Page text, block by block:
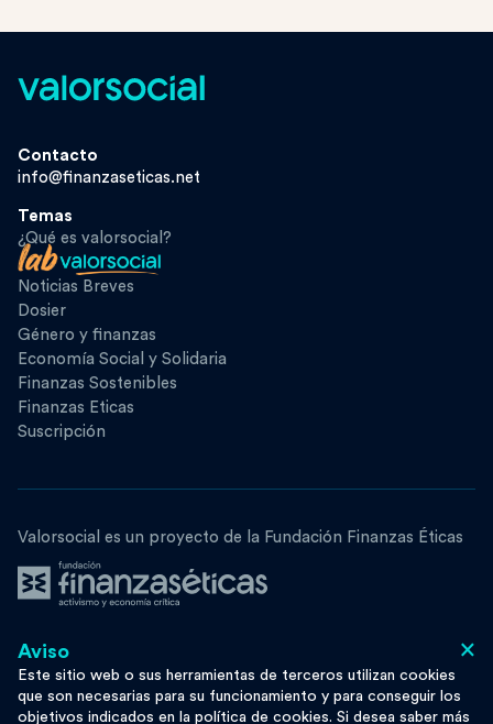
Contacto
info@finanzaseticas.net
Temas
¿Qué es valorsocial?
Noticias Breves
Dosier
Género y finanzas
Economía Social y Solidaria
Finanzas Sostenibles
Finanzas Eticas
Suscripción
Valorsocial es un proyecto de la Fundación Finanzas Éticas
Síguenos ×
Aviso
Este sitio web o sus herramientas de terceros utilizan cookies
que son necesarias para su funcionamiento y para conseguir los
objetivos indicados en la política de cookies. Si desea saber más